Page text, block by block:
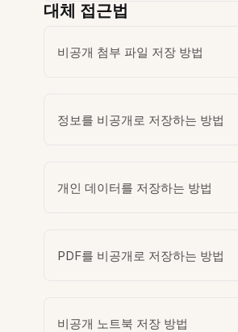
대체 접근법
비공개 첨부 파일 저장 방법
정보를 비공개로 저장하는 방법
개인 데이터를 저장하는 방법
PDF를 비공개로 저장하는 방법
비공개 노트북 저장 방법